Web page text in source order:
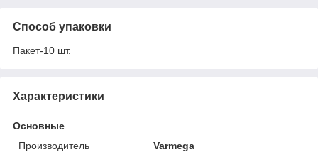
Способ упаковки
Пакет-10 шт.
Характеристики
Основные
Производитель
Varmega